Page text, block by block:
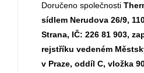
Doručeno společnosti
sídlem Nerudova 26/9,
Strana, IČ: 226 81 903,
rejstříku vedeném
v Praze, oddíl C, vložka